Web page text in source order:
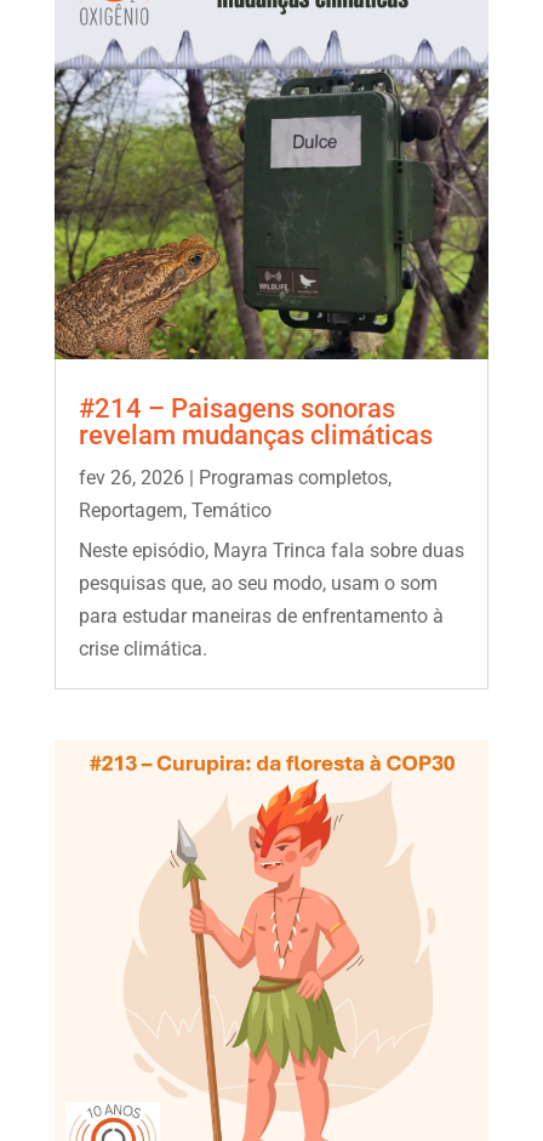
#214 – Paisagens sonoras
revelam mudanças climáticas
fev 26, 2026| Programas completos,
Reportagem, Temático
Neste episódio, Mayra Trinca fala sobre duas
pesquisas que, ao seu modo, usam o som
para estudar maneiras de enfrentamento à
crise climática.